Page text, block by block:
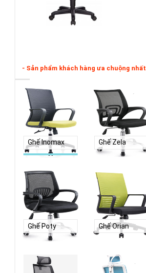
- Sản phẩm khách hàng ưa chuộng nhất
Ghế Inomax Ghế Zela
Ghế Poty Ghế Orian